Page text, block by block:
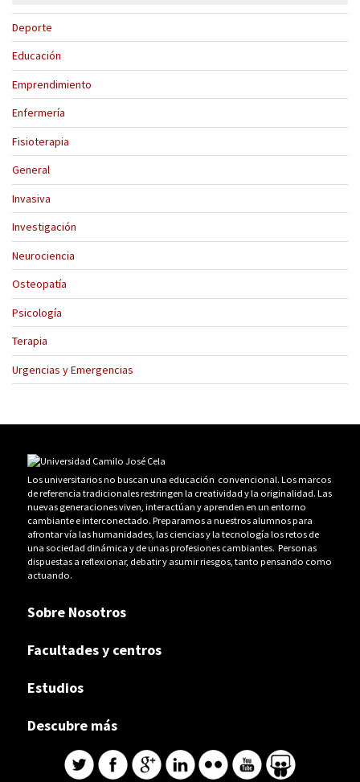
Deporte
Educación
Emprendimiento
Enfermería
Fisioterapia
General
Invasiva
Investigación
Neurociencia
Osteopatía
Psicología
Terapia
Urgencias y Emergencias
Los universitarios no buscan una educación convencional. Los marcos
de referencia tradicionales restringen la creatividad y la originalidad. Las
nuevas generaciones viven, interactúan y aprenden en un entorno
cambiante e interconectado. Preparamos a nuestros alumnos para
afrontar vía las humanidades, las ciencias y la tecnología los retos de
una sociedad dinámica y de unas profesiones cambiantes. Personas
dispuestas a reflexionar, debatir y asumir riesgos, tanto pensando como
actuando.
Sobre Nosotros
Facultades y centros
Estudios
Descubre más